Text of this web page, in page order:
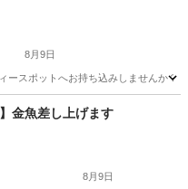
8月9日
ポットへお持ち込みしませんか？
金魚差し上げます
8月9日